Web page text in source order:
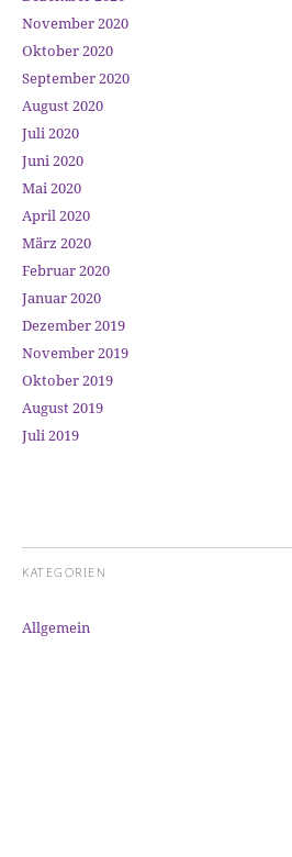
November 2020
Oktober 2020
September 2020
August 2020
Juli 2020
Juni 2020
Mai 2020
April 2020
März 2020
Februar 2020
Januar 2020
Dezember 2019
November 2019
Oktober 2019
August 2019
Juli 2019
KATEGORIEN
Allgemein